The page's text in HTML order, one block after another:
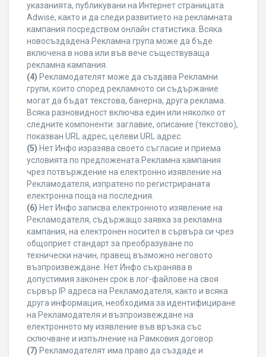
указанията, публикувани на Интернет страницата
Adwise, както и да следи развитието на рекламната
кампания посредством онлайн статистика. Всяка
новосъздадена Рекламна група може да бъде
включена в нова или във вече съществуваща
рекламна кампания.
(4) Рекламодателят може да създава Рекламни
групи, които според рекламното си съдържание
могат да бъдат текстова, банерна, друга реклама.
Всяка разновидност включва един или няколко от
следните компоненти: заглавие, описание (текстово),
показван URL адрес, целеви URL адрес.
(5) Нет Инфо изразява своето съгласие и приема
условията по предложената Рекламна кампания
чрез потвърждение на електронно изявление на
Рекламодателя, изпратено по регистрираната
електронна поща на последния.
(6) Нет Инфо записва електронното изявление на
Рекламодателя, съдържащо заявка за рекламна
кампания, на електронен носител в сървъра си чрез
общоприет стандарт за преобразуване по
технически начин, правещ възможно неговото
възпроизвеждане. Нет Инфо съхранява в
допустимия законен срок в лог-файлове на своя
сървър IP адреса на Рекламодателя, както и всяка
друга информация, необходима за идентифициране
на Рекламодателя и възпроизвеждане на
електронното му изявление във връзка със
сключване и изпълнение на Рамковия договор.
(7) Рекламодателят има право да създаде и